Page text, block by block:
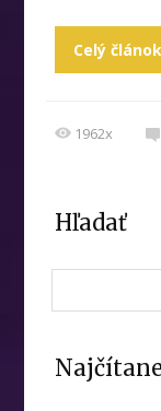
Celý článok
1962x
Hľadať